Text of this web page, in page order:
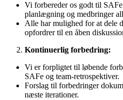
Vi forbereder os godt til
planlægning og medbringer
Alle har mulighed for at dele
opfordrer til en åben
Kontinuerlig forbedring:
Vi er forpligtet til løbende
SAFe og team-retrospektiver.
Forslag til forbedringer
næste iterationer.